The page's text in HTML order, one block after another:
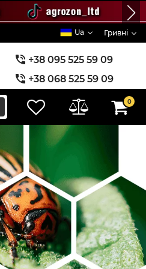
Ua Гривні
+38 095 525 59 09
+38 068 525 59 09
+38 073 525 59 09
0